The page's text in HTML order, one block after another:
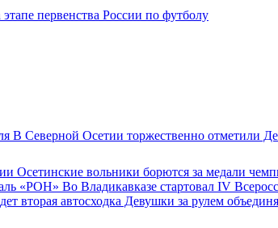
первенства России по футболу
В Северной Осетии торжественно отметили
Осетинские вольники борются за медали
Во Владикавказе стартовал IV
Девушки за рулем